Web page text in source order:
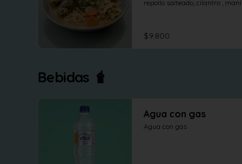
repollo salteado, cilantro , maní
$9.800
Bebidas 🧋
Agua con gas
Agua con gas